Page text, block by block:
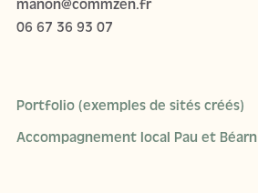
manon@commzen.fr
06 67 36 93 07
Portfolio (exemples de sités créés)
Accompagnement local Pau et Béarn